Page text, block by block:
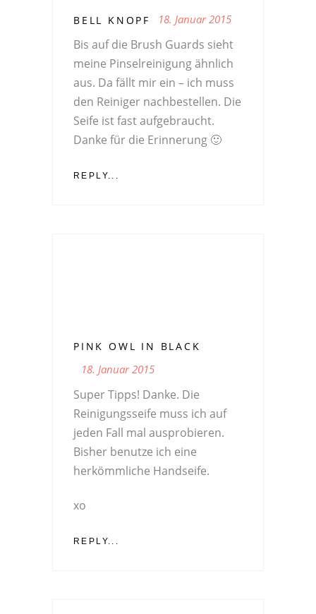
BELL KNOPF 18. Januar 2015
Bis auf die Brush Guards sieht
meine Pinselreinigung ähnlich
aus. Da fällt mir ein – ich muss
den Reiniger nachbestellen. Die
Seife ist fast aufgebraucht.
Danke für die Erinnerung 🙂
REPLY...
PINK OWL IN BLACK
18. Januar 2015
Super Tipps! Danke. Die
Reinigungsseife muss ich auf
jeden Fall mal ausprobieren.
Bisher benutze ich eine
herkömmliche Handseife.
xo
REPLY...